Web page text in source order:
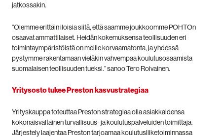
jatkossakin.
”Olemme erittäin iloisia siitä, että saamme joukkoomme POHTOn
osaavat ammattilaiset. Heidän kokemuksensa teollisuuden eri
toimintaympäristöistä on meille korvaamatonta, ja yhdessä
pystymme rakentamaan vieläkin vahvempaa koulutusosaamista
suomalaisen teollisuuden tueksi.” sanoo Tero Roivainen.
Yritysosto tukee Preston kasvustrategiaa
Yrityskauppa toteuttaa Preston strategiaa olla asiakkaidensa
kokonaisvaltainen turvallisuus- ja koulutuspalveluiden toimittaja.
Järjestely laajentaa Preston tarjoamaa koulutusliiketoiminnassa